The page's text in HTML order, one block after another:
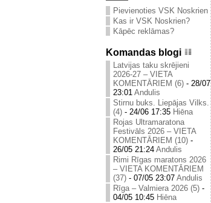
Pievienoties VSK Noskrien
Kas ir VSK Noskrien?
Kāpēc reklāmas?
Komandas blogi
Latvijas taku skrējieni
2026-27 – VIETA
KOMENTĀRIEM (6) - 28/07
23:01 Andulis
Stirnu buks. Liepājas Vilks.
(4) - 24/06 17:35 Hiēna
Rojas Ultramaratona
Festivāls 2026 – VIETA
KOMENTĀRIEM (10) -
26/05 21:24 Andulis
Rimi Rīgas maratons 2026
– VIETA KOMENTĀRIEM
(37) - 07/05 23:07 Andulis
Rīga – Valmiera 2026 (5) -
04/05 10:45 Hiēna